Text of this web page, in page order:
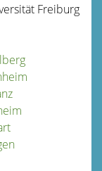
Freiburg